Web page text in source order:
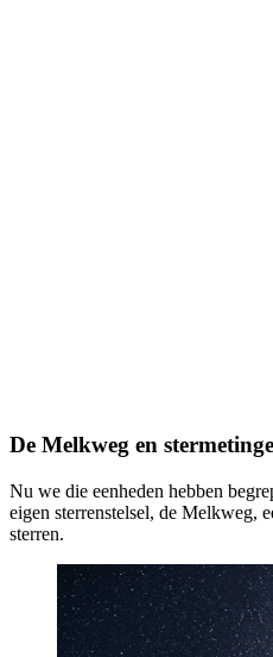
De Melkweg en
Nu we die eenheden hebben
eigen sterrenstelsel, de Melkweg,
sterren.